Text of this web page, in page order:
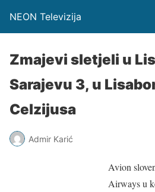
NEON Televizija
Zmajevi sletjeli u
Sarajevu 3, u
Celzijusa
Admir Karić
Avion
Airways u